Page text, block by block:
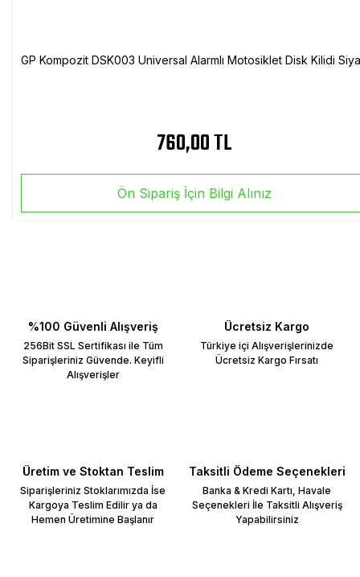
GP Kompozit DSK003 Universal Alarmlı Motosiklet Disk Kilidi
760,00 TL
Ön Sipariş İçin Bilgi Alınız
%100 Güvenli Alışveriş
256Bit SSL Sertifikası ile Tüm
Siparişleriniz Güvende. Keyifli
Alışverişler
Ücretsiz Kargo
Türkiye içi Alışverişlerinizde
Ücretsiz Kargo Fırsatı
Üretim ve Stoktan Teslim
Siparişleriniz Stoklarımızda İse
Kargoya Teslim Edilir ya da
Hemen Üretimine Başlanır
Taksitli Ödeme Seçenekleri
Banka & Kredi Kartı, Havale
Seçenekleri İle Taksitli Alışveriş
Yapabilirsiniz